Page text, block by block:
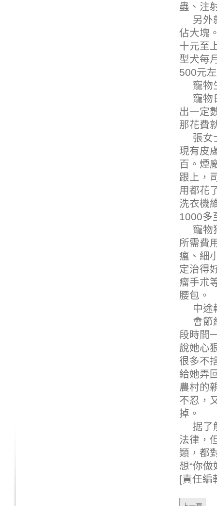
蟲、注
另外
佔大塊
十元至
型犬每
500元
寵物
寵物
出一定
那花費
張女
現有皮
百。煙
跟上，
用都花
洗衣機
1000多
寵物
所需費
瘟、細
定治得
瘤手朮
腰包。
中途
會節
段時間
說她心
很多不
給她弄
農村的
不忍，
掉。
据了
法律，
類，都
想“你做
[責任編